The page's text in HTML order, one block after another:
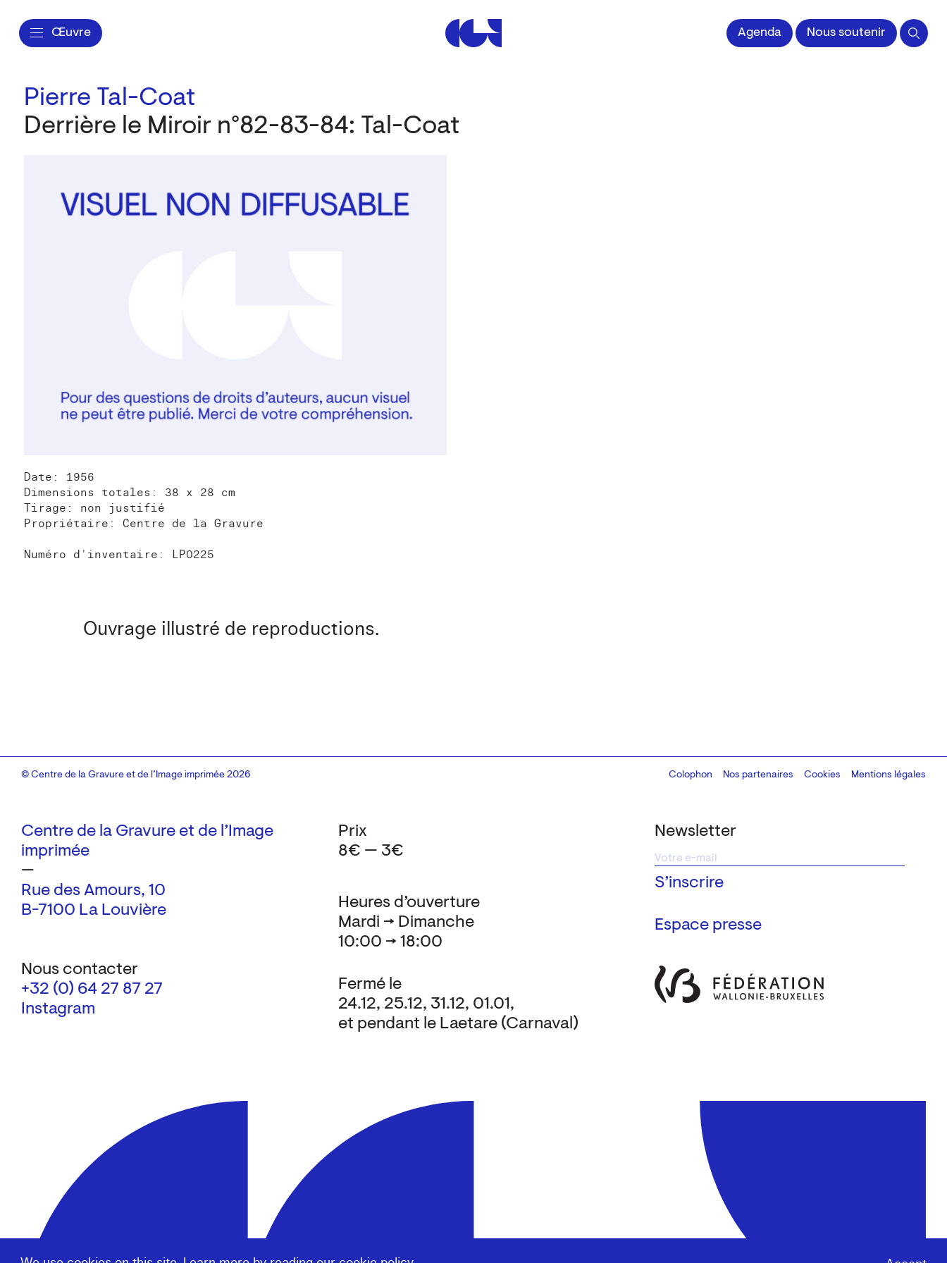
Œuvre Centre de la Gravure et de l'Image impriméeAgenda Nous soutenir
Pierre Tal-Coat
Derrière le Miroir n°82-83-84: Tal-Coat
Date: 1956
Dimensions totales: 38 x 28 cm
Tirage: non justifié
Propriétaire: Centre de la Gravure
Numéro d'inventaire: LP0225
Ouvrage illustré de reproductions.
Centre de la Gravure et de l’Image
imprimée
—
Rue des Amours, 10
B-7100 La Louvière
Nous contacter
+32 (0) 64 27 87 27
Instagram
Newsletter
Espace presse
Heures d’ouverture
Mardi → Dimanche
10:00 → 18:00
Fermé le
24.12, 25.12, 31.12, 01.01,
et pendant le Laetare (Carnaval)
Prix
8€ — 3€
© Centre de la Gravure et de l’Image imprimée 2026 Colophon
Design:Marcel Kaczmarek, code:8080.studio
Nos partenaires Cookies Mentions légales